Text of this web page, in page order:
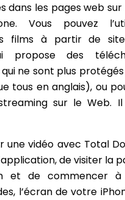
dans les pages web
Vous pouvez
films à partir de
propose des
ne sont plus
tous en anglais), ou
sur le Web.
une vidéo avec Total
de visiter la
et de commencer
l’écran de votre